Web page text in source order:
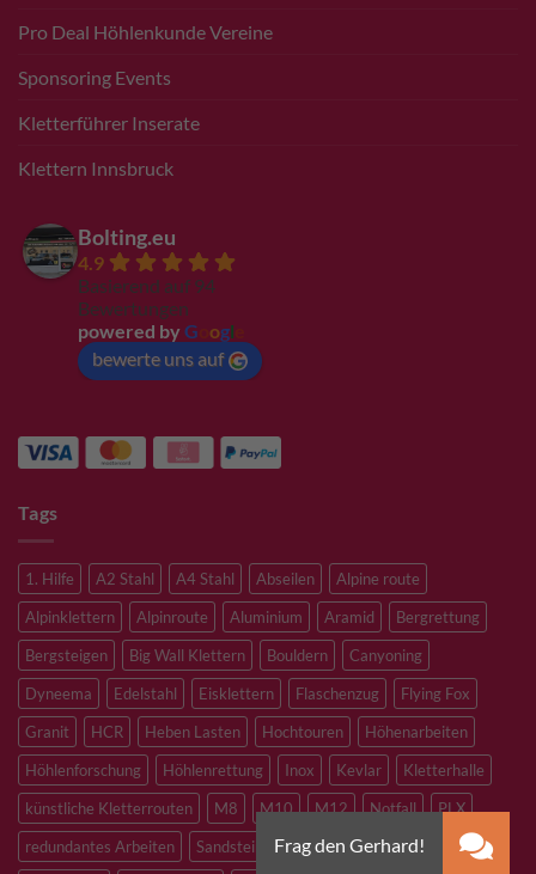
Pro Deal Höhlenkunde Vereine
Sponsoring Events
Kletterführer Inserate
Klettern Innsbruck
Bolting.eu
4.9
Basierend auf 94
Bewertungen
powered by G ogl
bewerte uns auf
Tags
1. Hilfe A2 Stahl A4 Stahl Abseilen
Alpine route
Alpinklettern
Alpinroute Aluminium Aramid
Bergrettung
Bergsteigen
Big Wall Klettern Bouldern
Canyoning
Dyneema
Edelstahl Eisklettern Flaschenzug
Flying Fox
Granit
HCR Heben Lasten Hochtouren
Höhenarbeiten
Höhlenforschung
Höhlenrettung Inox Kevlar
Kletterhalle
künstliche Kletterrouten
M8 M10 M12 Notfall
PLX
redundantes Arbeiten
Sandstein Skitouren
Slacklining